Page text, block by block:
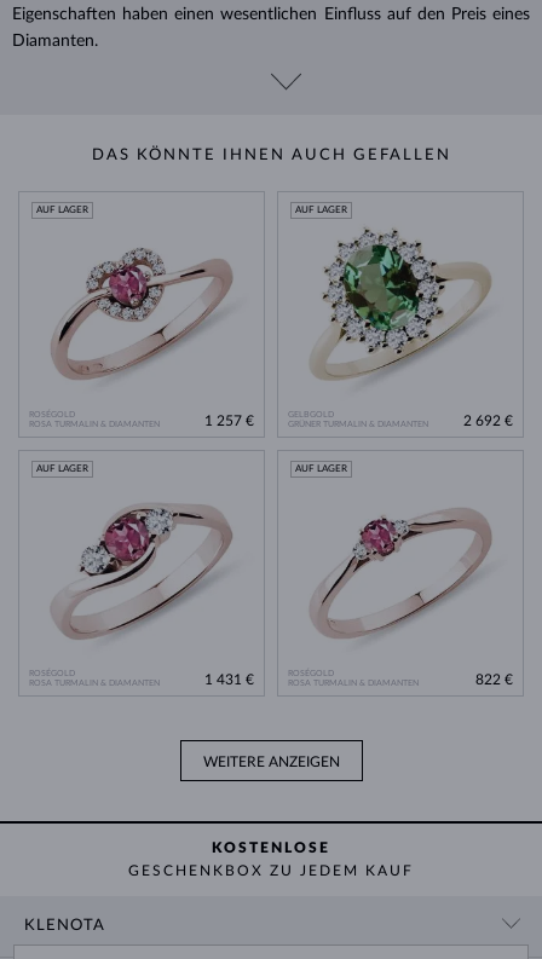
Eigenschaften haben einen wesentlichen Einfluss auf den Preis eines
Diamanten.
DAS KÖNNTE IHNEN AUCH GEFALLEN
ROSÉGOLD
ROSA TURMALIN & DIAMANTEN
AUF LAGER
1 257 €
GELBGOLD
GRÜNER TURMALIN & DIAMANTEN
AUF LAGER
2 692 €
ROSÉGOLD
ROSA TURMALIN & DIAMANTEN
AUF LAGER
1 431 €
ROSÉGOLD
ROSA TURMALIN & DIAMANTEN
AUF LAGER
822 €
WEITERE ANZEIGEN
KOSTENLOSE
GESCHENKBOX ZU JEDEM KAUF
KLENOTA